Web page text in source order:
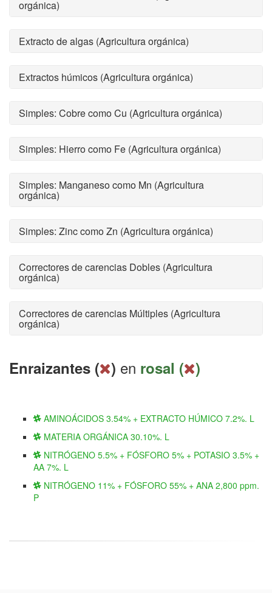
orgánica)
Extracto de algas (Agricultura orgánica)
Extractos húmicos (Agricultura orgánica)
Simples: Cobre como Cu (Agricultura orgánica)
Simples: Hierro como Fe (Agricultura orgánica)
Simples: Manganeso como Mn (Agricultura
orgánica)
Simples: Zinc como Zn (Agricultura orgánica)
Correctores de carencias Dobles (Agricultura
orgánica)
Correctores de carencias Múltiples (Agricultura
orgánica)
Enraizantes ( ) en rosal ( )
AMINOÁCIDOS 3.54% + EXTRACTO HÚMICO 7.2%. L
MATERIA ORGÁNICA 30.10%. L
NITRÓGENO 5.5% + FÓSFORO 5% + POTASIO 3.5% +
AA 7%. L
NITRÓGENO 11% + FÓSFORO 55% + ANA 2,800 ppm.
P